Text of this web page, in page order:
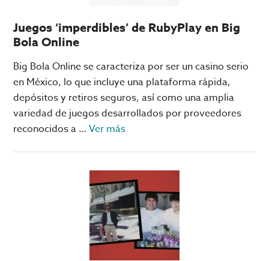
Juegos ‘imperdibles’ de RubyPlay en Big
Bola Online
Big Bola Online se caracteriza por ser un casino serio
en México, lo que incluye una plataforma rápida,
depósitos y retiros seguros, así como una amplia
variedad de juegos desarrollados por proveedores
reconocidos a …Ver másacerca
‘imperdibles’
de
RubyPlay
en
Big
Bola